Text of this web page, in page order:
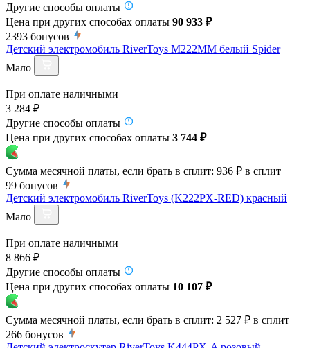
Другие способы оплаты
Цена при других способах оплаты 90 933 ₽
2393 бонусов
Детский электромобиль RiverToys M222MM белый Spider
Мало
При оплате наличными
3 284 ₽
Другие способы оплаты
Цена при других способах оплаты 3 744 ₽
Сумма месячной платы, если брать в сплит: 936 ₽ в сплит
99 бонусов
Детский электромобиль RiverToys (K222PX-RED) красный
Мало
При оплате наличными
8 866 ₽
Другие способы оплаты
Цена при других способах оплаты 10 107 ₽
Сумма месячной платы, если брать в сплит: 2 527 ₽ в сплит
266 бонусов